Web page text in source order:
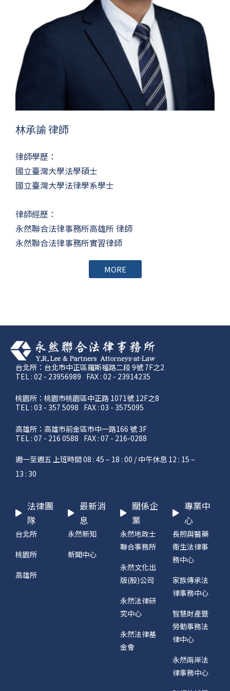
林承諭 律師
律師學歷：
國立臺灣大學法學碩士
國立臺灣大學法律學系學士
律師經歷：
永然聯合法律事務所高雄所 律師
永然聯合法律事務所實習律師
MORE
台北所：台北市中正區羅斯福路二段 9號 7F之2
TEL : 02 - 23956989 FAX : 02 - 23914235
桃園所：桃園市桃園區中正路 1071號 12F之8
TEL : 03 - 357 5098 FAX : 03 - 3575095
高雄所：高雄市前金區市中一路166 號 3F
TEL : 07 - 216 0588 FAX : 07 - 216-0288
週一至週五 上班時間 08 : 45 – 18 : 00 / 中午休息 12 : 15 –
13 : 30
法律團
隊
台北所
桃園所
高雄所
最新消
息
永然新知
新聞中心
關係企
業
永然地政士
聯合事務所
永然文化出
版(股)公司
永然法律研
究中心
永然法律基
金會
專業中
心
長照與醫藥
衛生法律事
務中心
家族傳承法
律事務中心
智慧財產暨
勞動事務法
律中心
永然兩岸法
律事務中心